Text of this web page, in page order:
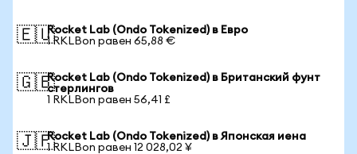
🇪🇺Rocket Lab (Ondo Tokenized) в Евро
1 RKLBon равен 65,88 €
🇬🇧Rocket Lab (Ondo Tokenized) в Британский фунт
стерлингов
1 RKLBon равен 56,41 £
🇯🇵Rocket Lab (Ondo Tokenized) в Японская иена
1 RKLBon равен 12 028,02 ¥